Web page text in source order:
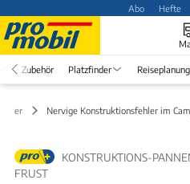
Abo Hefte
Zubehör Platzfinder Reiseplanung
Nervige Konstruktionsfehler im
KONSTRUKTIONS-
FRUST